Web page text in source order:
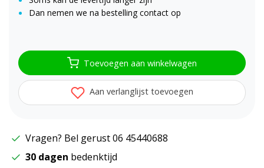
Dan nemen we na bestelling contact op
Toevoegen aan winkelwagen
Aan verlanglijst toevoegen
Vragen? Bel gerust 06 45440688
30 dagen bedenktijd